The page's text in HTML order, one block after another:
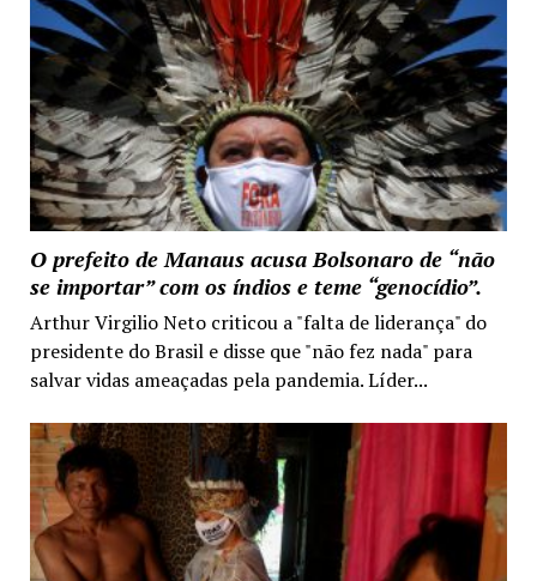
O prefeito de Manaus acusa Bolsonaro de “não
se importar” com os índios e teme “genocídio”.
Arthur Virgilio Neto criticou a "falta de liderança" do
presidente do Brasil e disse que "não fez nada" para
salvar vidas ameaçadas pela pandemia. Líder...